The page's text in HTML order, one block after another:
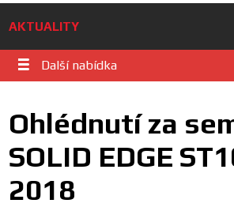
AKTUALITY
Další nabídka
Ohlédnutí za
SOLID EDGE
2018